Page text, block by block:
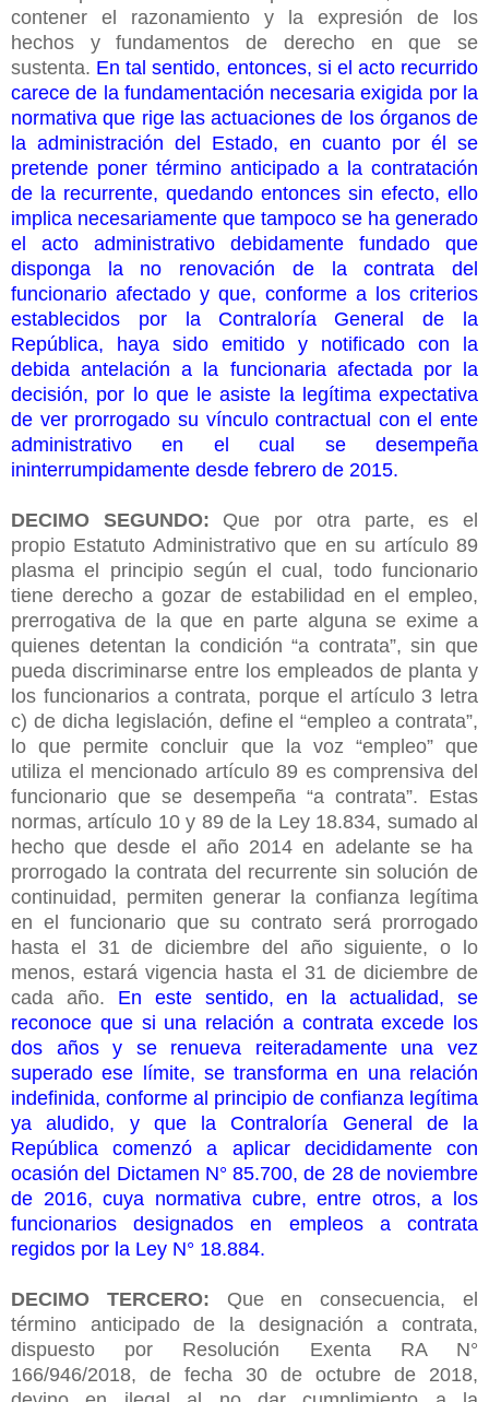
contener el razonamiento y la expresión de los
hechos y fundamentos de derecho en que se
sustenta. En tal sentido, entonces, si el acto recurrido
carece de la fundamentación necesaria exigida por la
normativa que rige las actuaciones de los órganos de
la administración del Estado, en cuanto por él se
pretende poner término anticipado a la contratación
de la recurrente, quedando entonces sin efecto, ello
implica necesariamente que tampoco se ha generado
el acto administrativo debidamente fundado que
disponga la no renovación de la contrata del
funcionario afectado y que, conforme a los criterios
establecidos por la Contraloría General de la
República, haya sido emitido y notificado con la
debida antelación a la funcionaria afectada por la
decisión, por lo que le asiste la legítima expectativa
de ver prorrogado su vínculo contractual con el ente
administrativo en el cual se desempeña
ininterrumpidamente desde febrero de 2015.
DECIMO SEGUNDO: Que por otra parte, es el
propio Estatuto Administrativo que en su artículo 89
plasma el principio según el cual, todo funcionario
tiene derecho a gozar de estabilidad en el empleo,
prerrogativa de la que en parte alguna se exime a
quienes detentan la condición “a contrata”, sin que
pueda discriminarse entre los empleados de planta y
los funcionarios a contrata, porque el artículo 3 letra
c) de dicha legislación, define el “empleo a contrata”,
lo que permite concluir que la voz “empleo” que
utiliza el mencionado artículo 89 es comprensiva del
funcionario que se desempeña “a contrata”. Estas
normas, artículo 10 y 89 de la Ley 18.834, sumado al
hecho que desde el año 2014 en adelante se ha
prorrogado la contrata del recurrente sin solución de
continuidad, permiten generar la confianza legítima
en el funcionario que su contrato será prorrogado
hasta el 31 de diciembre del año siguiente, o lo
menos, estará vigencia hasta el 31 de diciembre de
cada año. En este sentido, en la actualidad, se
reconoce que si una relación a contrata excede los
dos años y se renueva reiteradamente una vez
superado ese límite, se transforma en una relación
indefinida, conforme al principio de confianza legítima
ya aludido, y que la Contraloría General de la
República comenzó a aplicar decididamente con
ocasión del Dictamen N° 85.700, de 28 de noviembre
de 2016, cuya normativa cubre, entre otros, a los
funcionarios designados en empleos a contrata
regidos por la Ley N° 18.884.
DECIMO TERCERO: Que en consecuencia, el
término anticipado de la designación a contrata,
dispuesto por Resolución Exenta RA N°
166/946/2018, de fecha 30 de octubre de 2018,